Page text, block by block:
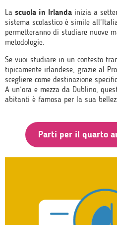
La scuola in Irlanda inizia a
sistema scolastico è simile
permetteranno di studiare nuove
metodologie.
Se vuoi studiare in un contesto
tipicamente irlandese, grazie al
scegliere come destinazione
A un’ora e mezza da Dublino,
abitanti è famosa per la sua
Parti per il quarto